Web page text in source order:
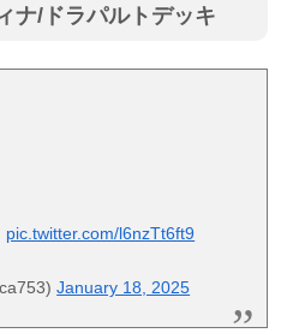
ナ/ドラパルトデッキ
pic.twitter.com/l6nzTt6ft9
January 18, 2025